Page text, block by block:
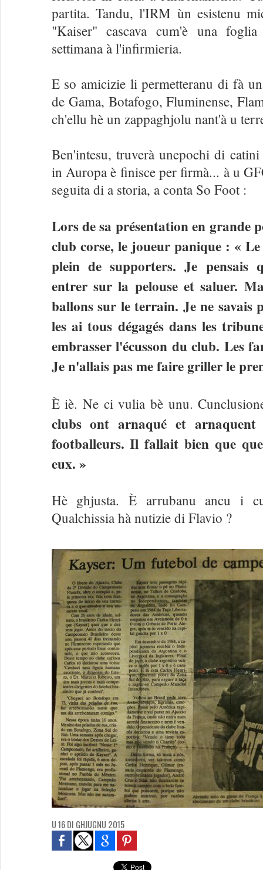
partita. Tandu, l'IRM ùn esistenu
"Kaiser" cascava cum'è una
settimana à l'infirmieria.
E so amicizie li permetteranu di fà
de Gama, Botafogo, Fluminense,
ch'ellu hè un zappaghjolu nant'à u
Ben'intesu, truverà unepochi di
in Auropa è finisce per firmà... à u
seguita di a storia, a conta So Foot :
Lors de sa présentation en grande
club corse, le joueur panique : «
plein de supporters. Je pensais
entrer sur la pelouse et saluer.
ballons sur le terrain. Je ne savais
les ai tous dégagés dans les
embrasser l'écusson du club. Les
Je n'allais pas me faire griller le
È iè. Ne ci vulia bè unu.
clubs ont arnaqué et arnaquent
footballeurs. Il fallait bien que
eux. »
Hè ghjusta. È arrubanu ancu i
Qualchissia hà nutizie di Flavio ?
U 16 DI GHJUGNU 2015